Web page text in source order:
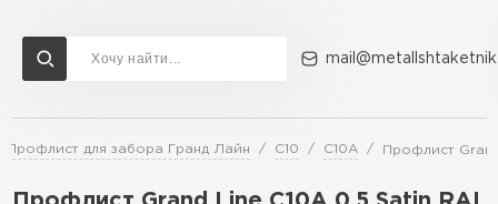
Профлист для забора Гранд Лайн С10 C10A Профлист
Доставка и оплата Акции О компании Контакты